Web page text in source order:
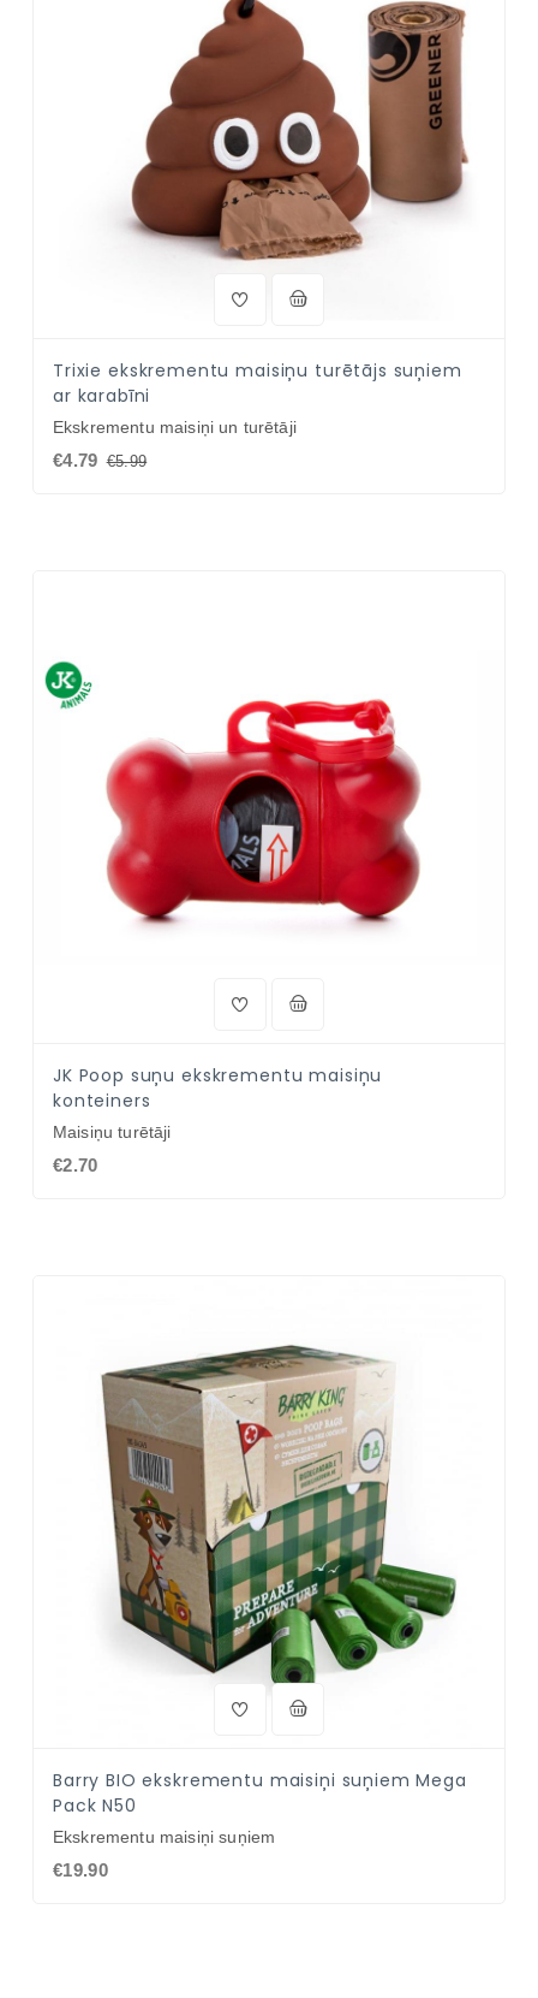
Trixie ekskrementu maisiņu turētājs suņiem
ar karabīni
Ekskrementu maisiņi un turētāji
€4.79 €5.99
JK Poop suņu ekskrementu maisiņu
konteiners
Maisiņu turētāji
€2.70
Barry BIO ekskrementu maisiņi suņiem Mega
Pack N50
Ekskrementu maisiņi suņiem
€19.90